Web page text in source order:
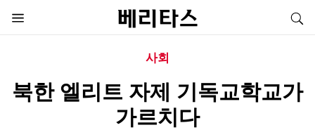
사회
북한 엘리트 자제 기독교학교가
가르치다